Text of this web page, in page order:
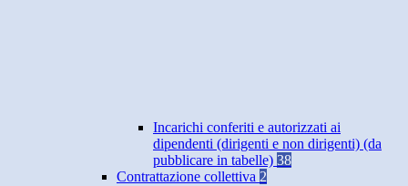
Incarichi conferiti e autorizzati ai
dipendenti (dirigenti e non dirigenti) (da
pubblicare in tabelle) 38
Contrattazione collettiva 2